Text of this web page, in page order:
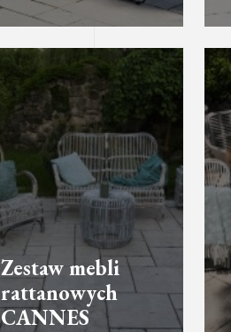
Zestaw mebli
rattanowych
CANNES